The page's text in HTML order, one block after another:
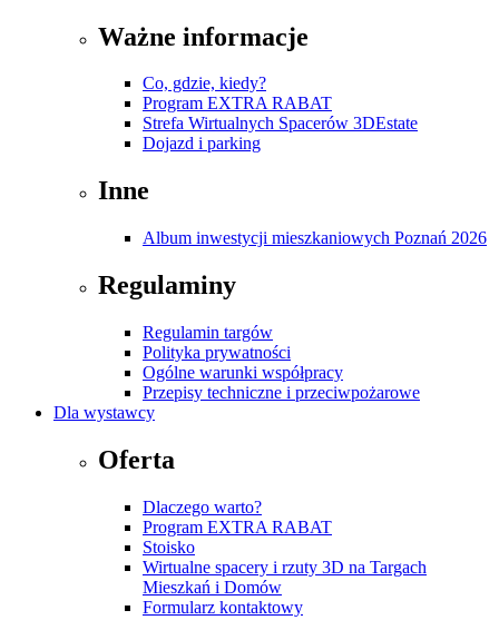
Ważne informacje
Co, gdzie, kiedy?
Program EXTRA RABAT
Strefa Wirtualnych Spacerów 3DEstate
Dojazd i parking
Inne
Album inwestycji mieszkaniowych Poznań 2026
Regulaminy
Regulamin targów
Polityka prywatności
Ogólne warunki współpracy
Przepisy techniczne i przeciwpożarowe
Dla wystawcy
Oferta
Dlaczego warto?
Program EXTRA RABAT
Stoisko
Wirtualne spacery i rzuty 3D na Targach
Mieszkań i Domów
Formularz kontaktowy